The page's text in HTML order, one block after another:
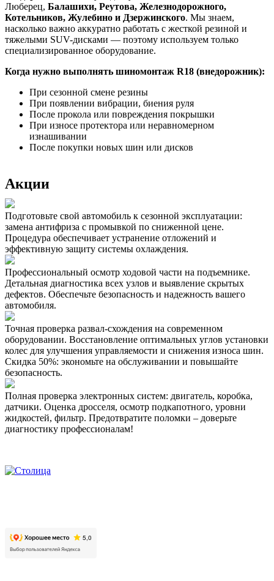
Люберец, Балашихи, Реутова, Железнодорожного,
Котельников, Жулебино и Дзержинского. Мы знаем,
насколько важно аккуратно работать с жесткой резиной и
тяжелыми SUV-дисками — поэтому используем только
специализированное оборудование.
Когда нужно выполнять шиномонтаж R18 (внедорожник):
При сезонной смене резины
При появлении вибрации, биения руля
После прокола или повреждения покрышки
При износе протектора или неравномерном
изнашивании
После покупки новых шин или дисков
Акции
Подготовьте свой автомобиль к сезонной эксплуатации:
замена антифриза с промывкой по сниженной цене.
Процедура обеспечивает устранение отложений и
эффективную защиту системы охлаждения.
Профессиональный осмотр ходовой части на подъемнике.
Детальная диагностика всех узлов и выявление скрытых
дефектов. Обеспечьте безопасность и надежность вашего
автомобиля.
Точная проверка развал-схождения на современном
оборудовании. Восстановление оптимальных углов установки
колес для улучшения управляемости и снижения износа шин.
Скидка 50%: экономьте на обслуживании и повышайте
безопасность.
Полная проверка электронных систем: двигатель, коробка,
датчики. Оценка дросселя, осмотр подкапотного, уровни
жидкостей, фильтр. Предотвратите поломки – доверьте
диагностику профессионалам!